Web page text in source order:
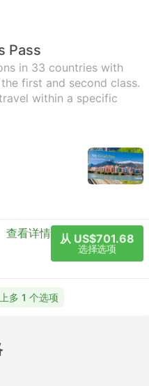
Pass
in 33 countries with
first and second class.
within a specific
查看详情 从 US$701.68
选择选项
多 1 个选项